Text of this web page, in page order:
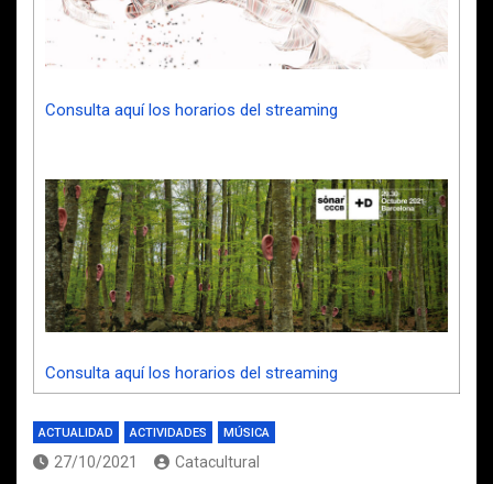
Consulta aquí los horarios del streaming
Consulta aquí los horarios del streaming
ACTUALIDAD ACTIVIDADES MÚSICA
27/10/2021 Catacultural